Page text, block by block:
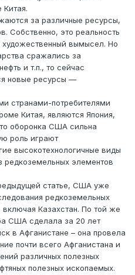
Китая.
за различные ресурсы,
Собственно, это реальность
художественный вымысел. Но
сражались за
и т.п., то сейчас
новые ресурсы —
странами-потребителями
Китая, являются Япония,
оборонка США сильна
роль играют
высокотехнологичные виды
редкоземельных элементов
статье, США уже
редкоземельных
Казахстан. По той же
США сделала за 20 лет
в Афганистане – она провела
почти всего Афганистана и
различных полезных
полезных ископаемых.